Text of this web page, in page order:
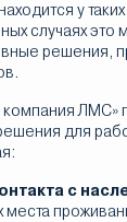
у
случаях это
решения,
ЛМС»
для
с
места